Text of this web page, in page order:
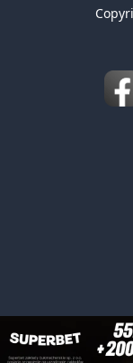
NASZA OFERTA